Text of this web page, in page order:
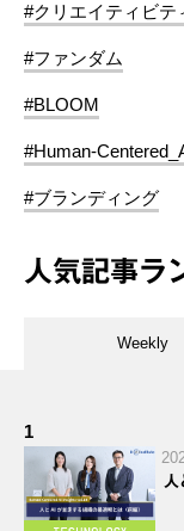
#クリエイティビテ
#ファンダム
#BLOOM
#Human-
#ブランディング
人気記事ラ
Weekly
1
人